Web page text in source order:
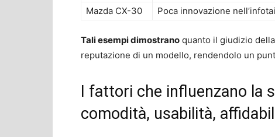
Mazda CX-30
Poca innovazione
Tali esempi dimostrano quanto il giudizio
reputazione di un modello, rendendolo un
I fattori che influenzano la
comodità, usabilità,